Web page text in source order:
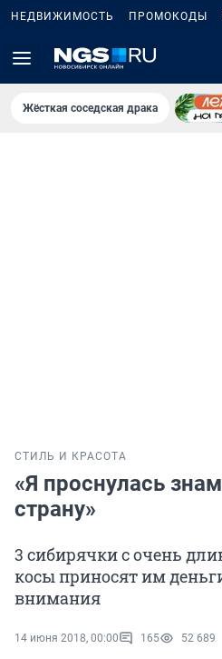
НЕДВИЖИМОСТЬ ПРОМОКОДЫ
Жёсткая соседская драка
СТИЛЬ И КРАСОТА
«Я проснулась
страну»
3 сибирячки с очень
косы приносят им
внимания
14 июня 2018, 00:00 165 52 689